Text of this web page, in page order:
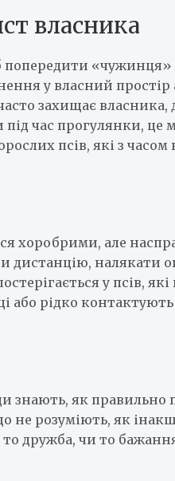
власника
попередити
у власний простір
захищає власника,
час прогулянки, це
псів, які з часом
хоробрими, але
дистанцію, налякати
у псів,
або рідко
знають, як правильно
не розуміють, як
дружба, чи то